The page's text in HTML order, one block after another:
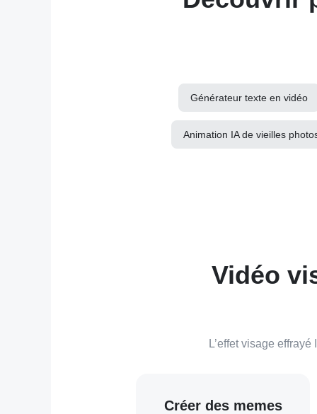
Générateur texte en vidéo
Animation IA de vieilles
Vidéo
L’effet visage
Créer des memes